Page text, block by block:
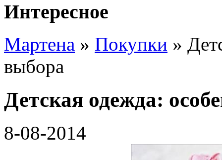
Интересное
Мартена » Покупки »
выбора
Детская одежда:
8-08-2014